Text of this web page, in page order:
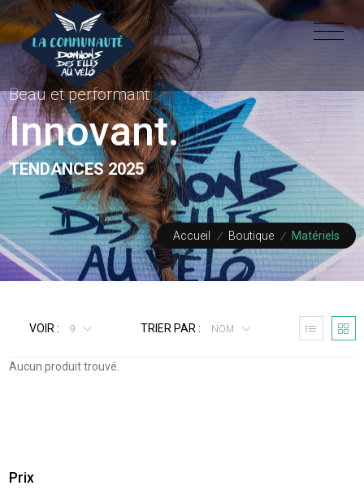
Beau et performant
Innovant.
TENDANCES 2025
Accueil / Boutique / Matériels
VOIR : 9 TRIER PAR : NOM
Aucun produit trouvé.
Prix